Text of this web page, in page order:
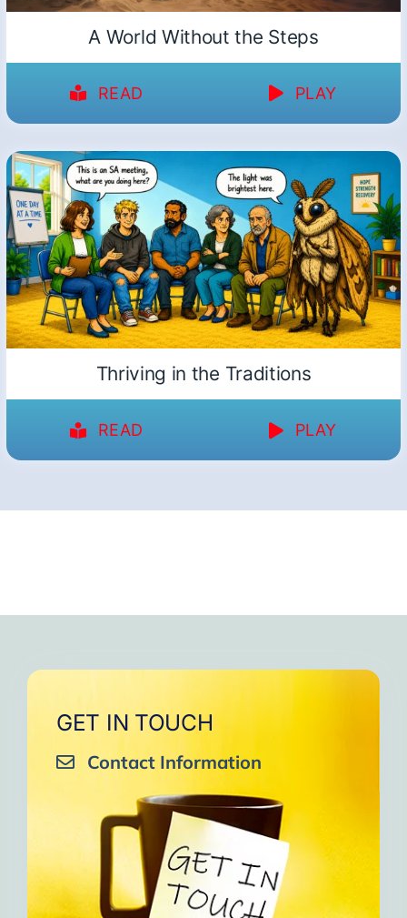
A World Without the Steps
READ PLAY
Thriving in the Traditions
READ PLAY
GET IN TOUCH
Contact Information